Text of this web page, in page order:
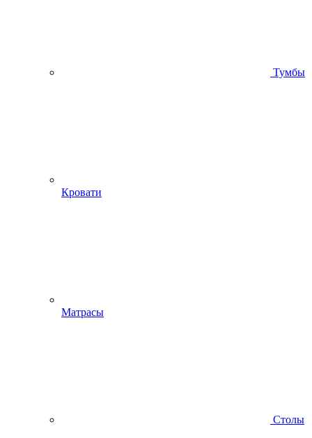
Тумбы
Кровати
Матрасы
Столы